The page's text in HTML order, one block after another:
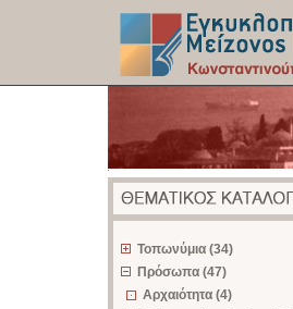
Τοπωνύμια (34)
Πρόσωπα (47)
Αρχαιότητα (4)